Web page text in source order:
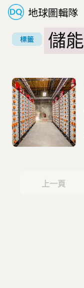
地球圖輯隊
標籤 儲能
上一頁
上一頁